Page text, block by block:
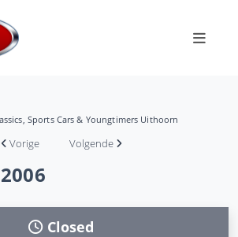
Sports Cars & Youngtimers Uithoorn
Vorige Volgende
Closed